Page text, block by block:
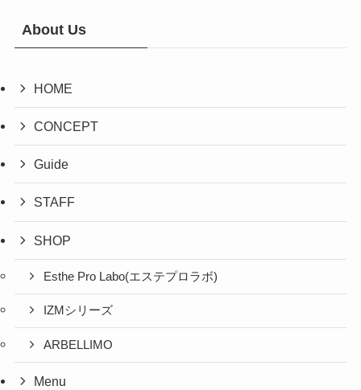
About Us
HOME
CONCEPT
Guide
STAFF
SHOP
Esthe Pro Labo(エステプロラボ)
IZMシリーズ
ARBELLIMO
Menu